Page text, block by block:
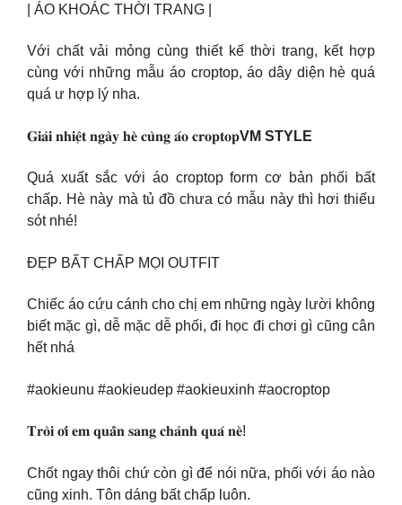
| ÁO KHOÁC THỜI TRANG |
Với chất vải mỏng cùng thiết kế thời trang, kết hợp
cùng với những mẫu áo croptop, áo dây diện hè quá
quá ư hợp lý nha.
𝐆𝐢𝐚̉𝐢 𝐧𝐡𝐢𝐞̣̂𝐭 𝐧𝐠𝐚̀𝐲 𝐡𝐞̀ 𝐜𝐮̀𝐧𝐠 𝐚́𝐨 𝐜𝐫𝐨𝐩𝐭𝐨𝐩VM STYLE
Quá xuất sắc với áo croptop form cơ bản phối bất
chấp. Hè này mà tủ đồ chưa có mẫu này thì hơi thiếu
sót nhé!
ĐẸP BẤT CHẤP MỌI OUTFIT
Chiếc áo cứu cánh cho chị em những ngày lười không
biết mặc gì, dễ mặc dễ phối, đi học đi chơi gì cũng cân
hết nhá
#aokieunu #aokieudep #aokieuxinh #aocroptop
𝐓𝐫𝐨̀𝐢 𝐨̛𝐢 𝐞𝐦 𝐪𝐮𝐚̂̀𝐧 𝐬𝐚𝐧𝐠 𝐜𝐡𝐚̉𝐧𝐡 𝐪𝐮𝐚́ 𝐧𝐞̀!
Chốt ngay thôi chứ còn gì để nói nữa, phối với áo nào
cũng xinh. Tôn dáng bất chấp luôn.